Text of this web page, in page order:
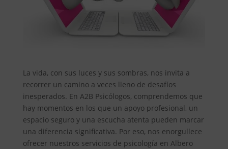
La vida, con sus luces y sus sombras, nos invita a
recorrer un camino a veces lleno de desafíos
inesperados. En A2B Psicólogos, comprendemos que
hay momentos en los que un apoyo profesional, un
espacio seguro y una escucha atenta pueden marcar
una diferencia significativa. Por eso, nos enorgullece
ofrecer nuestros servicios de psicología en Albero